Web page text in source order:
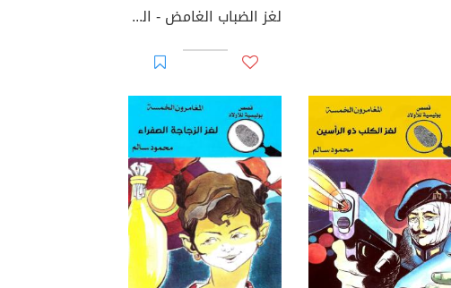
لغز الضباب الغامض - الطبعة الرابعة